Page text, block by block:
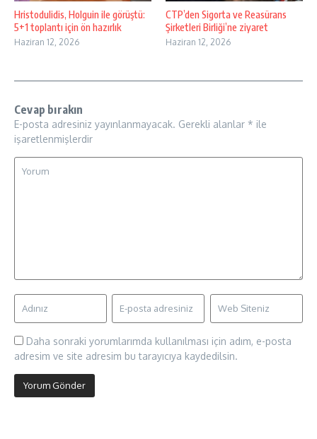
Hristodulidis, Holguin ile görüştü:
5+1 toplantı için ön hazırlık
Haziran 12, 2026
CTP’den Sigorta ve Reasürans
Şirketleri Birliği’ne ziyaret
Haziran 12, 2026
Cevap bırakın
E-posta adresiniz yayınlanmayacak. Gerekli alanlar * ile
işaretlenmişlerdir
Daha sonraki yorumlarımda kullanılması için adım, e-posta
adresim ve site adresim bu tarayıcıya kaydedilsin.